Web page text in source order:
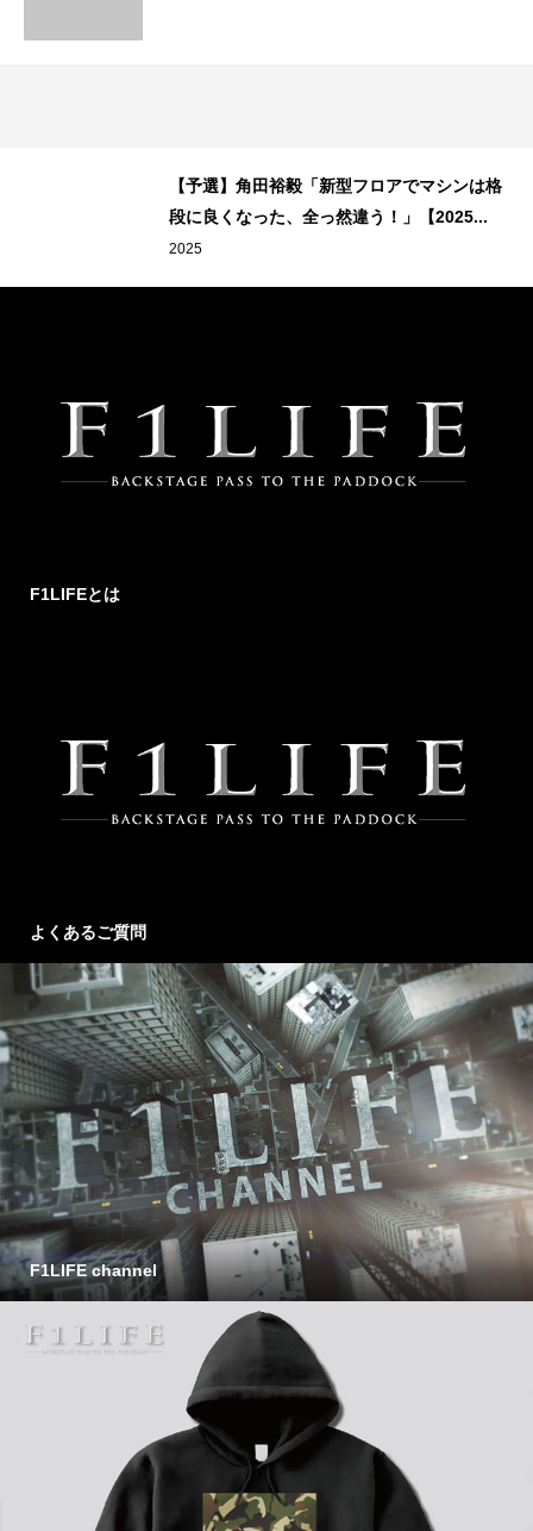
【予選】角田裕毅「新型フロアでマシンは格
段に良くなった、全っ然違う！」【2025...
2025
F1LIFEとは
よくあるご質問
F1LIFE channel